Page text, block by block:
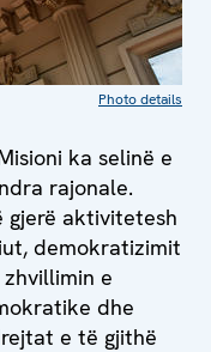
Photo details
ka selinë e
rajonale.
gjerë aktivitetesh
demokratizimit
e
dhe
e të gjithë